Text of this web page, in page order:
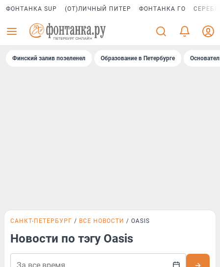
ФОНТАНКА SUP (ОТ)ЛИЧНЫЙ ПИТЕР ФОНТАНКА ГО
Финский залив позеленел Образование в Петербурге
САНКТ-ПЕТЕРБУРГ ВСЕ НОВОСТИ OASIS
Новости по тэгу Oasis